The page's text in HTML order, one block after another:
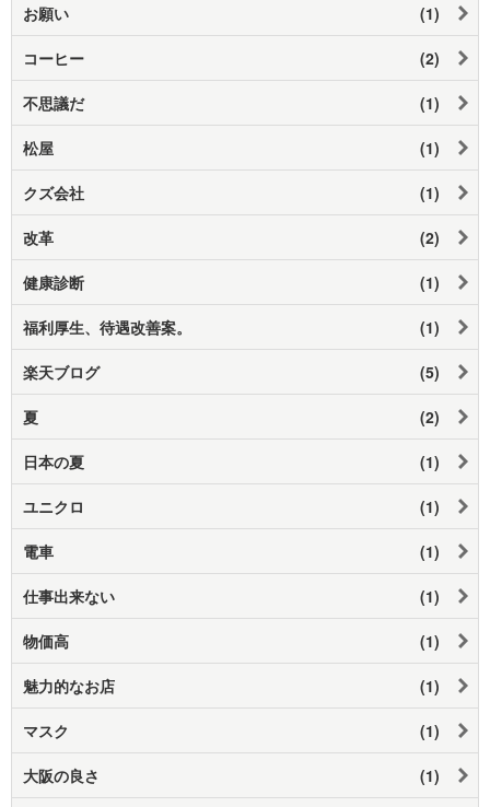
お願い (1)
コーヒー (2)
不思議だ (1)
松屋 (1)
クズ会社 (1)
改革 (2)
健康診断 (1)
福利厚生、待遇改善案。 (1)
楽天ブログ (5)
夏 (2)
日本の夏 (1)
ユニクロ (1)
電車 (1)
仕事出来ない (1)
物価高 (1)
魅力的なお店 (1)
マスク (1)
大阪の良さ (1)